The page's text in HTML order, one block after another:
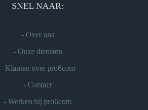
SNEL NAAR:
- Over ons
- Onze diensten
- Klanten over pro6com
- Contact
- Werken bij pro6com